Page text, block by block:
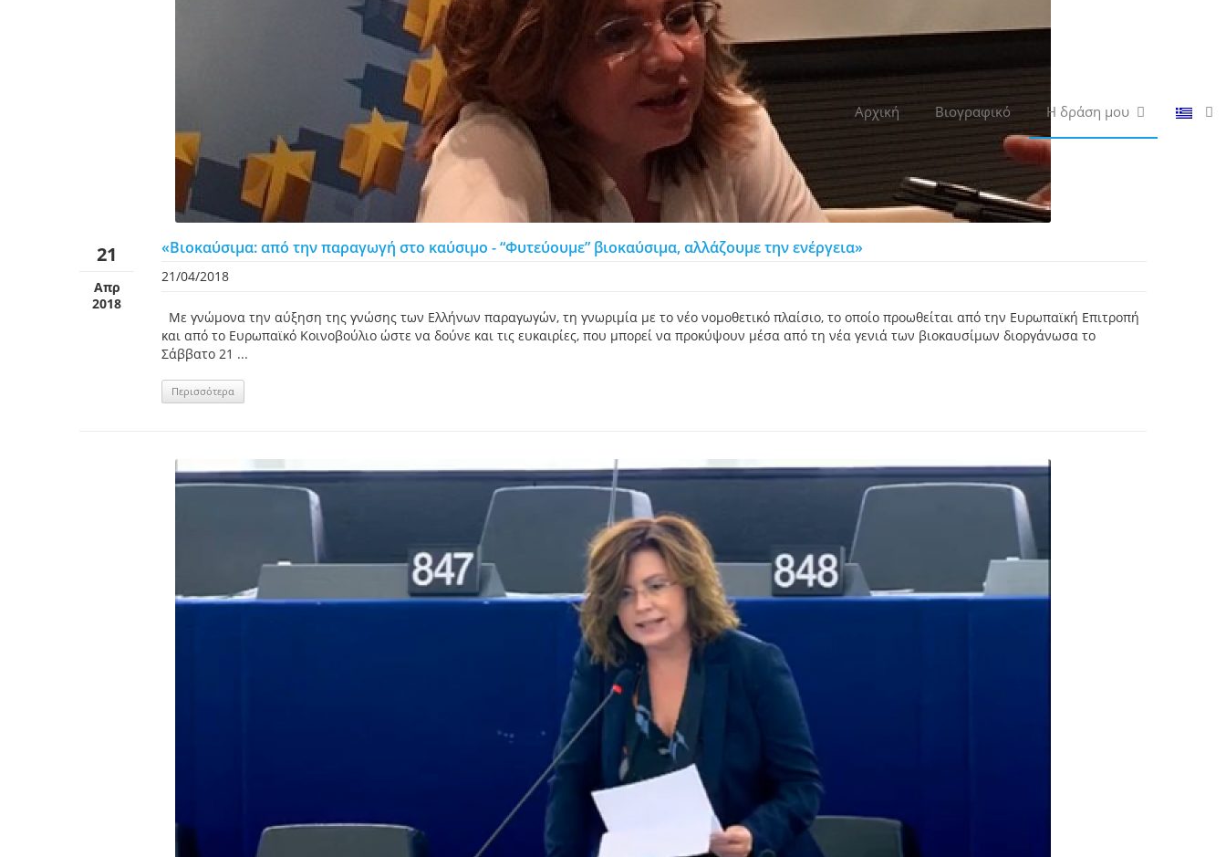
Αρχική Βιογραφικό Η δράση μου
21
Απρ
2018
«Βιοκαύσιμα: από την παραγωγή στο καύσιμο - “Φυτεύουμε” βιοκαύσιμα, αλλάζουμε την ενέργεια»
21/04/2018
Mε γνώμονα την αύξηση της γνώσης των Ελλήνων παραγωγών, τη γνωριμία με το νέο νομοθετικό πλαίσιο, το οποίο προωθείται από την Ευρωπαϊκή Επιτροπή
και από το Ευρωπαϊκό Κοινοβούλιο ώστε να δούνε και τις ευκαιρίες, που μπορεί να προκύψουν μέσα από τη νέα γενιά των βιοκαυσίμων διοργάνωσα το
Σάββατο 21 ...
Περισσότερα